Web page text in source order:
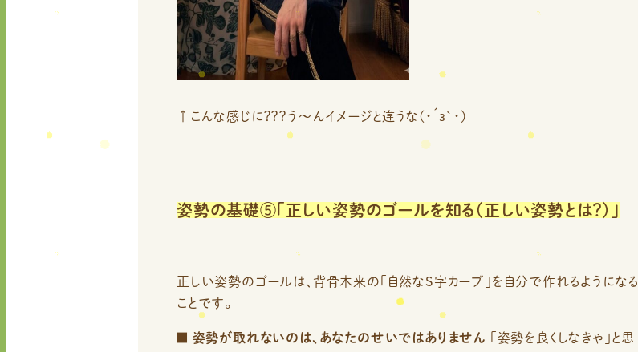
↑こんな感じに？？？う～んイメージと違うな(・´з`・)
姿勢の基礎⑤「正しい姿勢のゴールを知る（正しい姿勢とは？）」
正しい姿勢のゴールは、背骨本来の「自然なS字カーブ」を自分で作れるようになる
ことです。
姿勢が取れないのは、あなたのせいではありません
「姿勢を良くしなきゃ」と思